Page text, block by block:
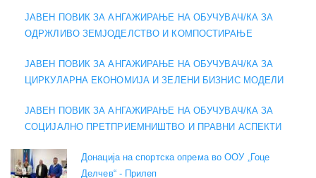
ЈАВЕН ПОВИК ЗА АНГАЖИРАЊЕ НА ОБУЧУВАЧ/КА ЗА
ОДРЖЛИВО ЗЕМЈОДЕЛСТВО И КОМПОСТИРАЊЕ
ЈАВЕН ПОВИК ЗА АНГАЖИРАЊЕ НА ОБУЧУВАЧ/КА ЗА
ЦИРКУЛАРНА ЕКОНОМИЈА И ЗЕЛЕНИ БИЗНИС МОДЕЛИ
ЈАВЕН ПОВИК ЗА АНГАЖИРАЊЕ НА ОБУЧУВАЧ/КА ЗА
СОЦИЈАЛНО ПРЕТПРИЕМНИШТВО И ПРАВНИ АСПЕКТИ
Донација на спортска опрема во ООУ „Гоце
Делчев“ - Прилеп